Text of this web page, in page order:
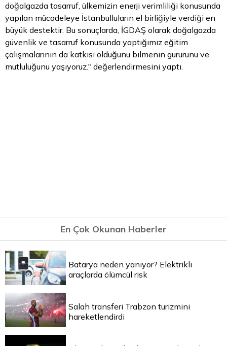
doğalgazda tasarruf, ülkemizin enerji verimliliği konusunda
yapılan mücadeleye İstanbulluların el birliğiyle verdiği en
büyük destektir. Bu sonuçlarda, İGDAŞ olarak doğalgazda
güvenlik ve tasarruf konusunda yaptığımız eğitim
çalışmalarının da katkısı olduğunu bilmenin gururunu ve
mutluluğunu yaşıyoruz." değerlendirmesini yaptı.
En Çok Okunan Haberler
Batarya neden yanıyor? Elektrikli
araçlarda ölümcül risk
Salah transferi Trabzon turizmini
hareketlendirdi